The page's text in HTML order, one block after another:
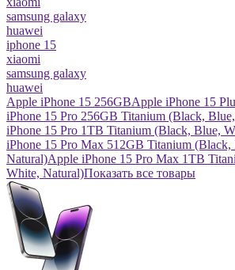
samsung galaxy
huawei
iphone 15
xiaomi
samsung galaxy
huawei
Apple iPhone 15 256GBApple iPhone 15
iPhone 15 Pro 256GB Titanium (Black,
iPhone 15 Pro 1TB Titanium (Black, Blue,
iPhone 15 Pro Max 512GB Titanium (Black,
Natural)Apple iPhone 15 Pro Max 1TB
White, Natural)Показать все товары